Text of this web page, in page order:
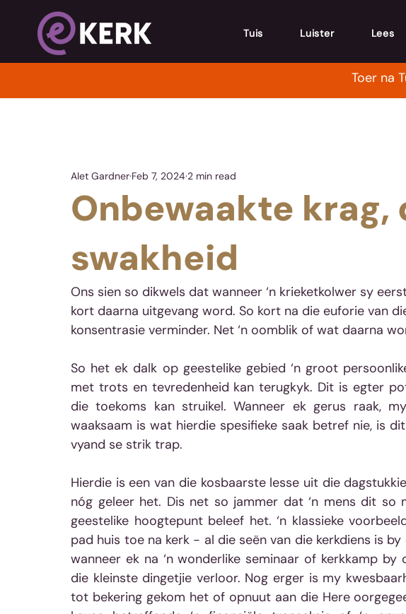
Tuis Luister Lees
Toer na
Onbewaakte krag,
swakheid
Alet Gardner Feb 7, 2024 2 min read
Ons sien so dikwels dat wanneer ‘n krieketkolwer sy
kort daarna uitgevang word. So kort na die euforie van
konsentrasie verminder. Net ‘n oomblik of wat daarna
So het ek dalk op geestelike gebied ‘n groot
met trots en tevredenheid kan terugkyk. Dit is egter
die toekoms kan struikel. Wanneer ek gerus raak,
waaksaam is wat hierdie spesifieke saak betref nie, is
vyand se strik trap.
Hierdie is een van die kosbaarste lesse uit die
nóg geleer het. Dis net so jammer dat ‘n mens dit so
geestelike hoogtepunt beleef het. ‘n klassieke
pad huis toe na kerk - al die seën van die kerkdiens is
wanneer ek na ‘n wonderlike seminaar of kerkkamp
die kleinste dingetjie verloor. Nog erger is my
tot bekering gekom het of opnuut aan die Here